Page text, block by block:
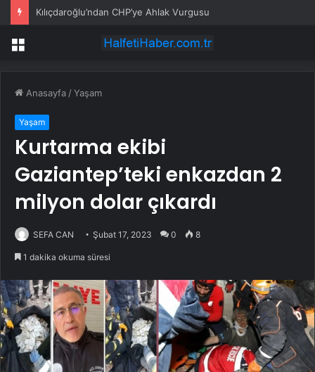
Kılıçdaroğlu’ndan CHP’ye Ahlak Vurgusu
Menü
Anasayfa /Yaşam
Yaşam
Kurtarma ekibi
Gaziantep’teki enkazdan 2
milyon dolar çıkardı
SEFA CAN Şubat 17, 2023 0 8
1 dakika okuma süresi